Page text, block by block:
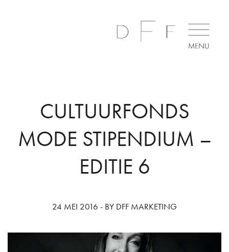
CULTUURFONDS
MODE STIPENDIUM –
EDITIE 6
24 MEI 2016 - BY DFF MARKETING